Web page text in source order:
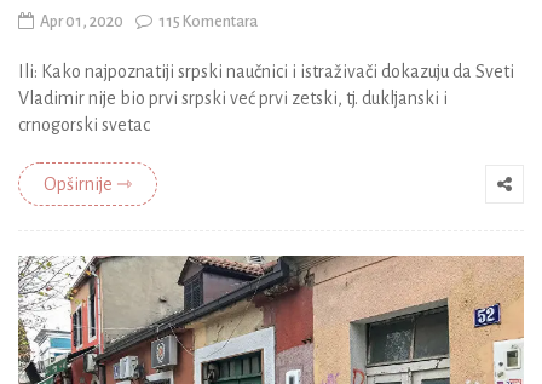
Apr 01, 2020 115 Komentara
Ili: Kako najpoznatiji srpski naučnici i istraživači dokazuju da Sveti
Vladimir nije bio prvi srpski već prvi zetski, tj. dukljanski i
crnogorski svetac
Opširnije ⇾